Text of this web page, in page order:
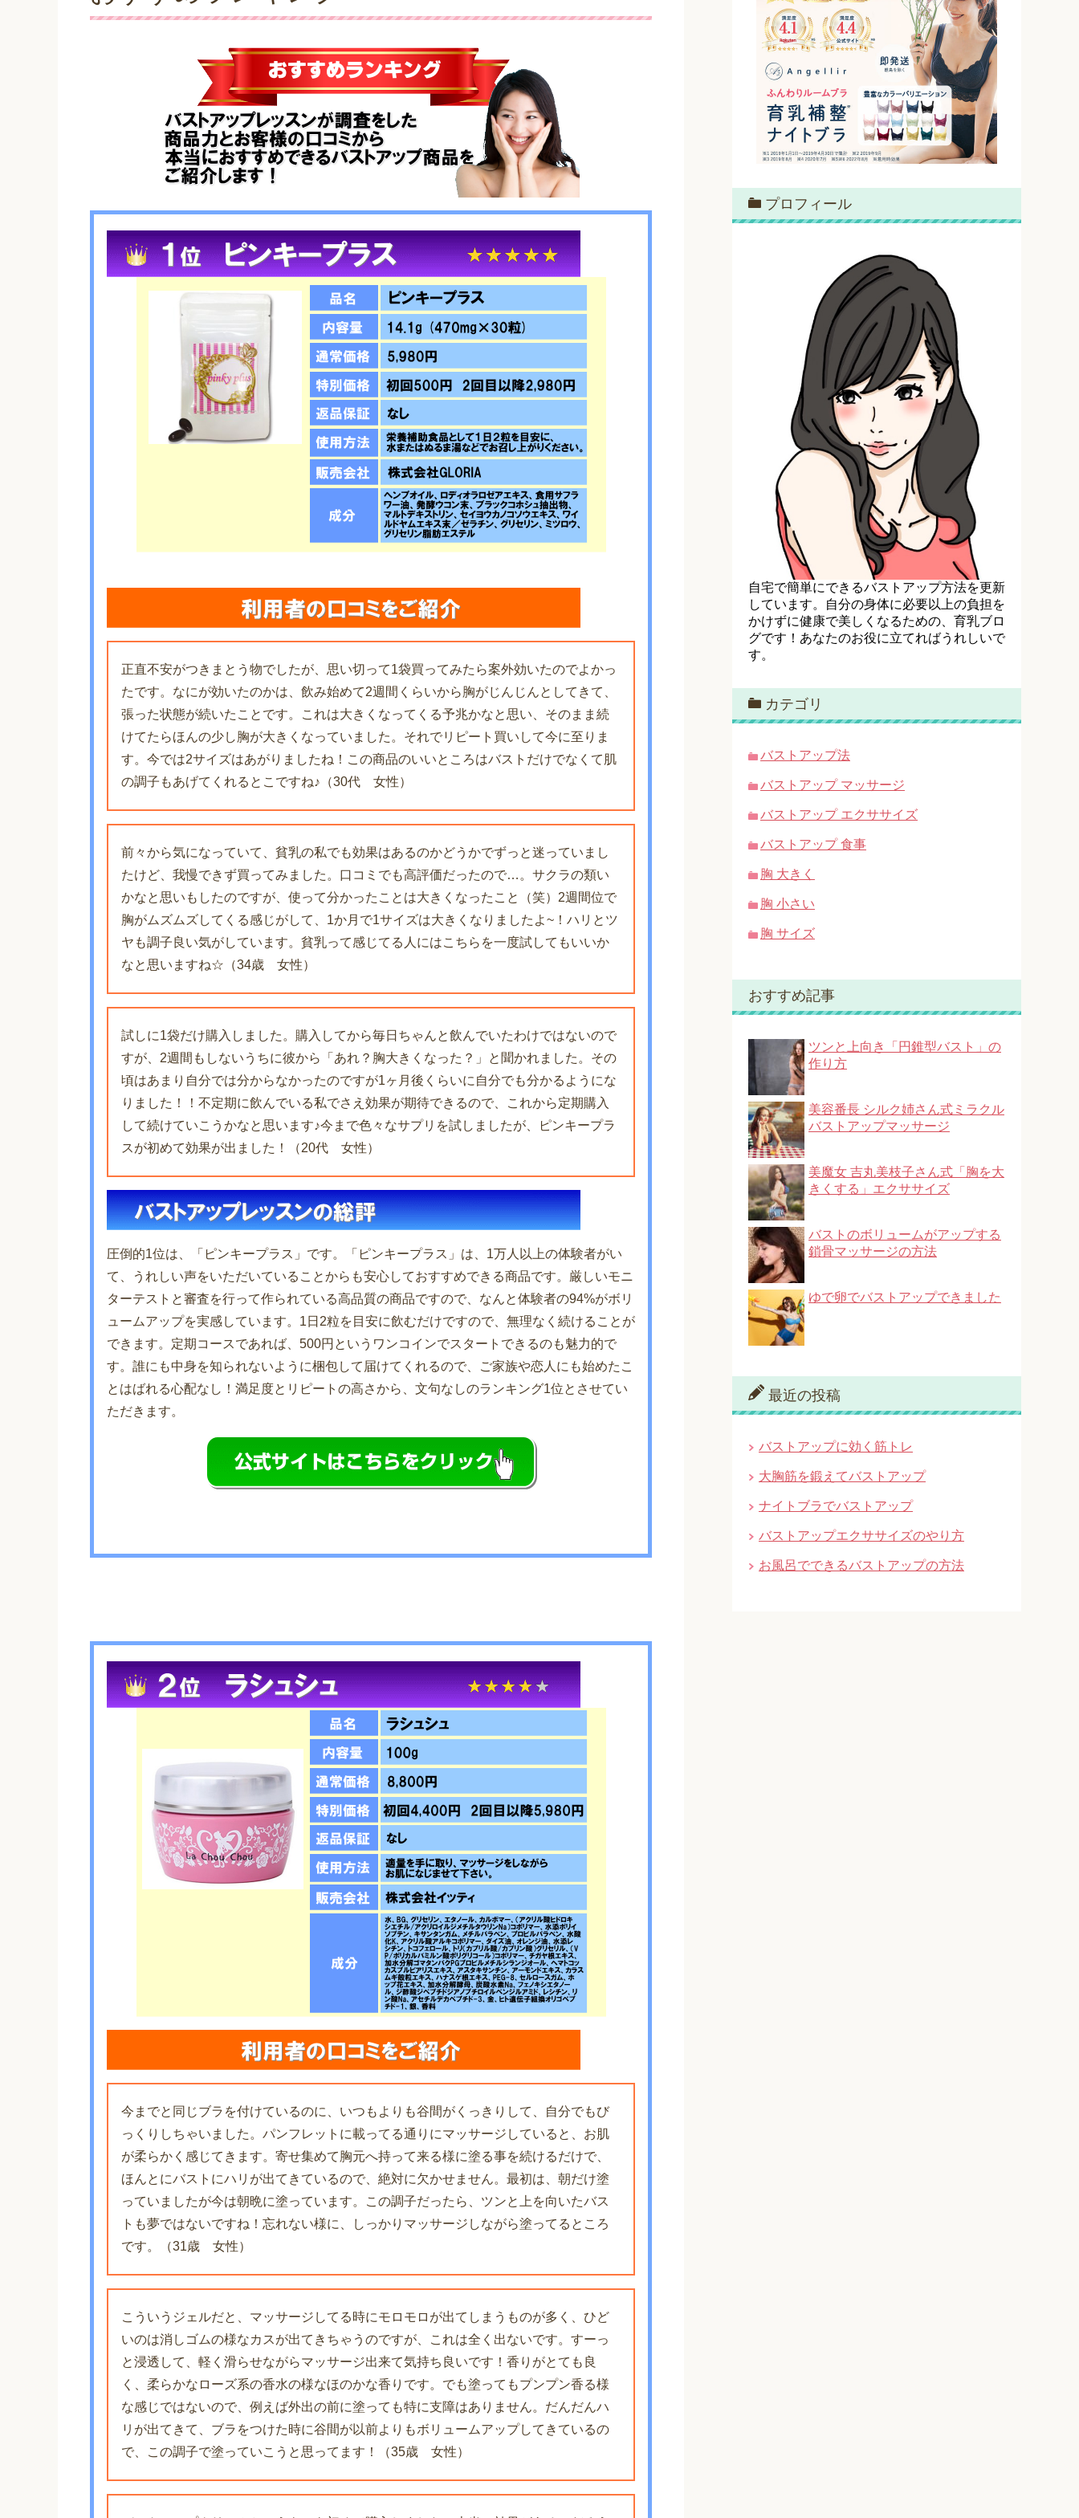
正直不安がつきまとう物でしたが、思い切って1袋買ってみたら案外効いたのでよかっ
たです。なにが効いたのかは、飲み始めて2週間くらいから胸がじんじんとしてきて、
張った状態が続いたことです。これは大きくなってくる予兆かなと思い、そのまま続
けてたらほんの少し胸が大きくなっていました。それでリピート買いして今に至りま
す。今では2サイズはあがりましたね！この商品のいいところはバストだけでなくて肌
の調子もあげてくれるとこですね♪（30代 女性）
前々から気になっていて、貧乳の私でも効果はあるのかどうかでずっと迷っていまし
たけど、我慢できず買ってみました。口コミでも高評価だったので…。サクラの類い
かなと思いもしたのですが、使って分かったことは大きくなったこと（笑）2週間位で
胸がムズムズしてくる感じがして、1か月で1サイズは大きくなりましたよ~！ハリとツ
ヤも調子良い気がしています。貧乳って感じてる人にはこちらを一度試してもいいか
なと思いますね☆（34歳 女性）
試しに1袋だけ購入しました。購入してから毎日ちゃんと飲んでいたわけではないので
すが、2週間もしないうちに彼から「あれ？胸大きくなった？」と聞かれました。その
頃はあまり自分では分からなかったのですが1ヶ月後くらいに自分でも分かるようにな
りました！！不定期に飲んでいる私でさえ効果が期待できるので、これから定期購入
して続けていこうかなと思います♪今まで色々なサプリを試しましたが、ピンキープラ
スが初めて効果が出ました！（20代 女性）
圧倒的1位は、「ピンキープラス」です。「ピンキープラス」は、1万人以上の体験者がい
て、うれしい声をいただいていることからも安心しておすすめできる商品です。厳しいモニ
ターテストと審査を行って作られている高品質の商品ですので、なんと体験者の94%がボリ
ュームアップを実感しています。1日2粒を目安に飲むだけですので、無理なく続けることが
できます。定期コースであれば、500円というワンコインでスタートできるのも魅力的で
す。誰にも中身を知られないように梱包して届けてくれるので、ご家族や恋人にも始めたこ
とはばれる心配なし！満足度とリピートの高さから、文句なしのランキング1位とさせてい
ただきます。
今までと同じブラを付けているのに、いつもよりも谷間がくっきりして、自分でもび
っくりしちゃいました。パンフレットに載ってる通りにマッサージしていると、お肌
が柔らかく感じてきます。寄せ集めて胸元へ持って来る様に塗る事を続けるだけで、
ほんとにバストにハリが出てきているので、絶対に欠かせません。最初は、朝だけ塗
っていましたが今は朝晩に塗っています。この調子だったら、ツンと上を向いたバス
トも夢ではないですね！忘れない様に、しっかりマッサージしながら塗ってるところ
です。（31歳 女性）
こういうジェルだと、マッサージしてる時にモロモロが出てしまうものが多く、ひど
いのは消しゴムの様なカスが出てきちゃうのですが、これは全く出ないです。すーっ
と浸透して、軽く滑らせながらマッサージ出来て気持ち良いです！香りがとても良
く、柔らかなローズ系の香水の様なほのかな香りです。でも塗ってもプンプン香る様
な感じではないので、例えば外出の前に塗っても特に支障はありません。だんだんハ
リが出てきて、ブラをつけた時に谷間が以前よりもボリュームアップしてきているの
で、この調子で塗っていこうと思ってます！（35歳 女性）
プロフィール
自宅で簡単にできるバストアップ方法を更新
しています。自分の身体に必要以上の負担を
かけずに健康で美しくなるための、育乳ブロ
グです！あなたのお役に立てればうれしいで
す。
カテゴリ
バストアップ法
バストアップ マッサージ
バストアップ エクササイズ
バストアップ 食事
胸 大きく
胸 小さい
胸 サイズ
おすすめ記事
ツンと上向き「円錐型バスト」の
作り方
美容番長 シルク姉さん式ミラクル
バストアップマッサージ
美魔女 吉丸美枝子さん式「胸を大
きくする」エクササイズ
バストのボリュームがアップする
鎖骨マッサージの方法
ゆで卵でバストアップできました
最近の投稿
バストアップに効く筋トレ
大胸筋を鍛えてバストアップ
ナイトブラでバストアップ
バストアップエクササイズのやり方
お風呂でできるバストアップの方法